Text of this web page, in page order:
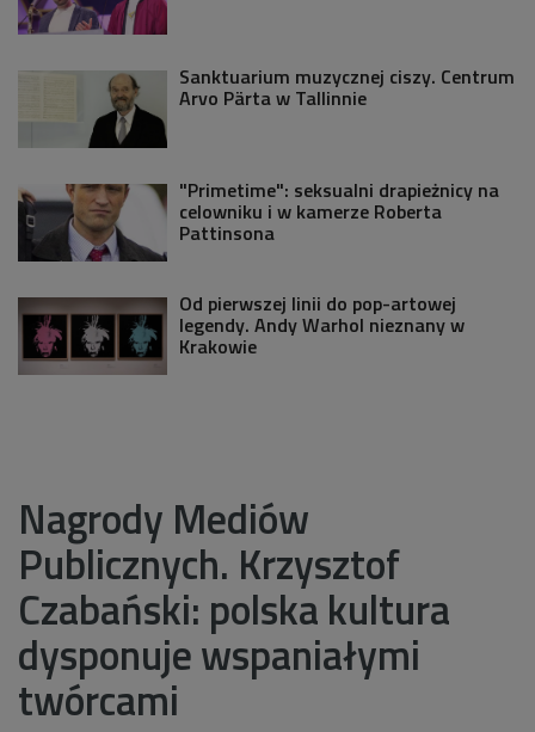
Sanktuarium muzycznej ciszy. Centrum
Arvo Pärta w Tallinnie
"Primetime": seksualni drapieżnicy na
celowniku i w kamerze Roberta
Pattinsona
Od pierwszej linii do pop-artowej
legendy. Andy Warhol nieznany w
Krakowie
Nagrody Mediów
Publicznych. Krzysztof
Czabański: polska kultura
dysponuje wspaniałymi
twórcami